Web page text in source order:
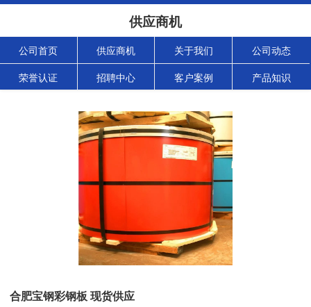
供应商机
公司首页 供应商机 关于我们 公司动态
荣誉认证 招聘中心 客户案例 产品知识
合肥宝钢彩钢板 现货供应